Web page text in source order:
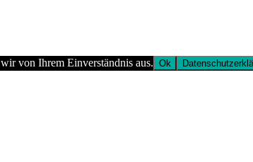
von Ihrem Einverständnis aus. Ok